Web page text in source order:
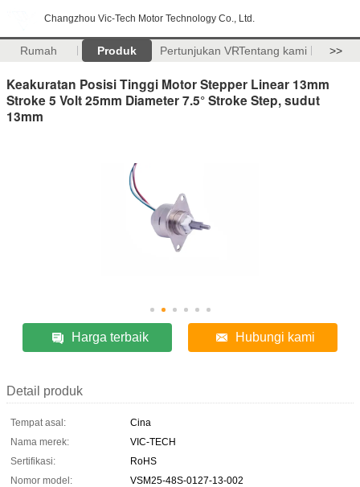
Changzhou Vic-Tech Motor Technology Co., Ltd.
Rumah Produk Pertunjukan VRTentang kami >>
Keakuratan Posisi Tinggi Motor Stepper Linear 13mm
Stroke 5 Volt 25mm Diameter 7.5° Stroke Step, sudut
13mm
Harga terbaik Hubungi kami
Detail produk
Tempat asal:
Cina
Nama merek:
VIC-TECH
Sertifikasi:
RoHS
Nomor model:
VSM25-48S-0127-13-002